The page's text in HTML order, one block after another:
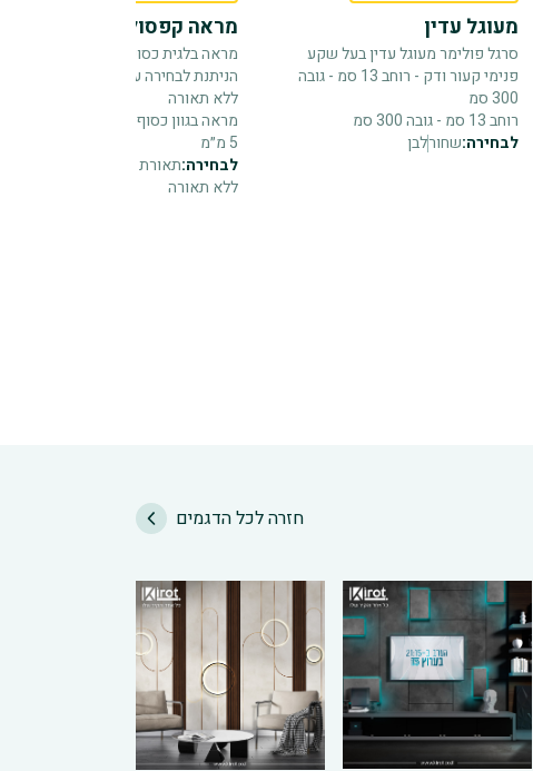
מראה קפסולה
מראה בלגית כסופה בצורת קפסולה -
הניתנת לבחירה עם תאורה חמה, קרה
ללא תאורה
מראה בגוון כסוף בצורת קפסולה - עובי
5 מ״מ
לבחירה:תאורת לד חם
ללא תאורה
מעוגל עדין
סרגל פולימר מעוגל עדין בעל שקע
פנימי קעור ודק - רוחב 13 סמ - גובה
300 סמ
רוחב 13 סמ - גובה 300 סמ
לבחירה:שחורלבן
חזרה לכל הדגמים